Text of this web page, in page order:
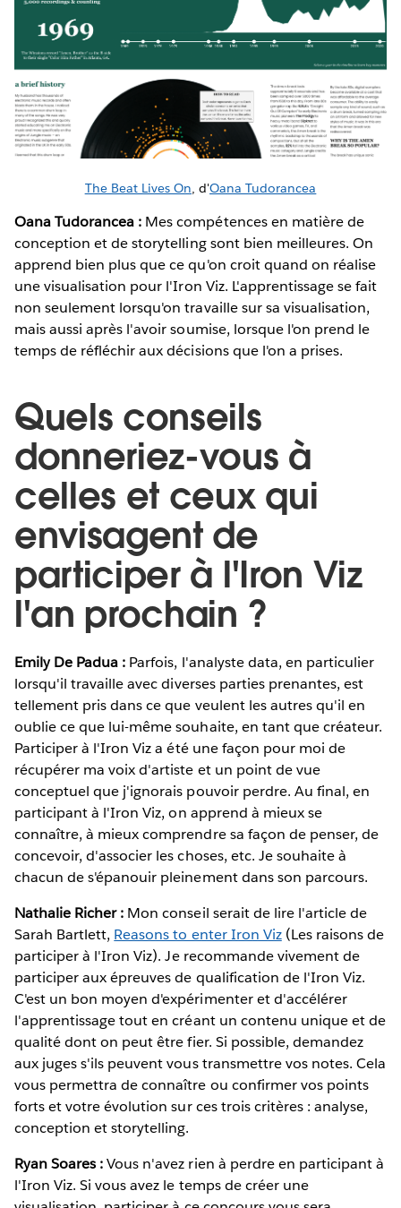
The Beat Lives On , d'Oana Tudorancea
Oana Tudorancea : Mes compétences en matière de
conception et de storytelling sont bien meilleures. On
apprend bien plus que ce qu'on croit quand on réalise
une visualisation pour l'Iron Viz. L'apprentissage se fait
non seulement lorsqu'on travaille sur sa visualisation,
mais aussi après l'avoir soumise, lorsque l'on prend le
temps de réfléchir aux décisions que l'on a prises.
Quels conseils
donneriez-vous à
celles et ceux qui
envisagent de
participer à l'Iron Viz
l'an prochain ?
Emily De Padua : Parfois, l'analyste data, en particulier
lorsqu'il travaille avec diverses parties prenantes, est
tellement pris dans ce que veulent les autres qu'il en
oublie ce que lui-même souhaite, en tant que créateur.
Participer à l'Iron Viz a été une façon pour moi de
récupérer ma voix d'artiste et un point de vue
conceptuel que j'ignorais pouvoir perdre. Au final, en
participant à l'Iron Viz, on apprend à mieux se
connaître, à mieux comprendre sa façon de penser, de
concevoir, d'associer les choses, etc. Je souhaite à
chacun de s'épanouir pleinement dans son parcours.
Nathalie Richer : Mon conseil serait de lire l'article de
Sarah Bartlett, Reasons to enter Iron Viz(Les raisons de
participer à l'Iron Viz). Je recommande vivement de
participer aux épreuves de qualification de l'Iron Viz.
C'est un bon moyen d'expérimenter et d'accélérer
l'apprentissage tout en créant un contenu unique et de
qualité dont on peut être fier. Si possible, demandez
aux juges s'ils peuvent vous transmettre vos notes. Cela
vous permettra de connaître ou confirmer vos points
forts et votre évolution sur ces trois critères : analyse,
conception et storytelling.
Ryan Soares :Vous n'avez rien à perdre en participant à
l'Iron Viz. Si vous avez le temps de créer une